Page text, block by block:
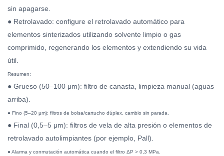
sin apagarse.
● Retrolavado: configure el retrolavado automático para
elementos sinterizados utilizando solvente limpio o gas
comprimido, regenerando los elementos y extendiendo su vida
útil.
Resumen:
● Grueso (50–100 μm): filtro de canasta, limpieza manual (aguas
arriba).
● Fino (5–20 μm): filtros de bolsa/cartucho dúplex, cambio sin parada.
● Final (0,5–5 μm): filtros de vela de alta presión o elementos de
retrolavado autolimpiantes (por ejemplo, Pall).
● Alarma y conmutación automática cuando el filtro ΔP > 0,3 MPa.